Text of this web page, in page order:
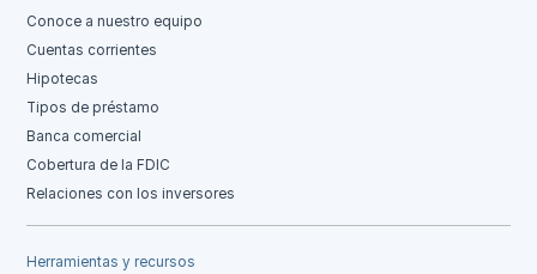
Conoce a nuestro equipo
Cuentas corrientes
Hipotecas
Tipos de préstamo
Banca comercial
Cobertura de la FDIC
Relaciones con los inversores
Herramientas y recursos